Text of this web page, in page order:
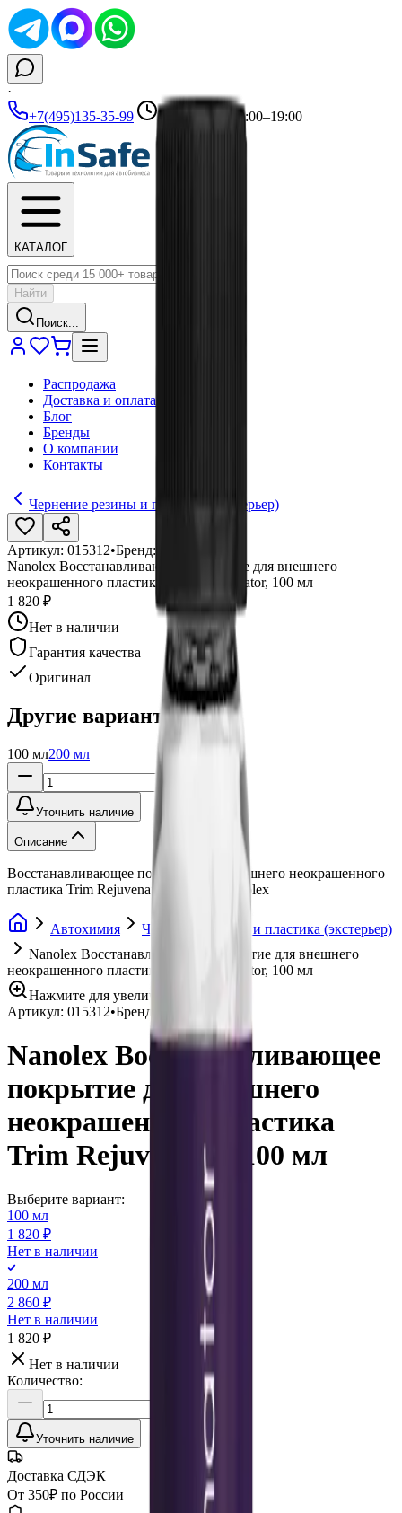
·
+7(495)135-35-99| Ежедневно 10:00–19:00
КАТАЛОГ
Найти
Поиск...
Распродажа
Доставка и оплата
Блог
Бренды
О компании
Контакты
Чернение резины и пластика (экстерьер)
Артикул: 015312•Бренд:
Nanolex Восстанавливающее покрытие для внешнего
неокрашенного пластика Trim Rejuvenator, 100 мл
1 820 ₽
Нет в наличии
Гарантия качества
Оригинал
Другие варианты:
100 мл200 мл
Уточнить наличие
Описание
Восстанавливающее покрытие для внешнего неокрашенного
пластика Trim Rejuvenator, 100 мл, Nanolex
Автохимия
Чернение резины и пластика (экстерьер)
Nanolex Восстанавливающее покрытие для внешнего
неокрашенного пластика Trim Rejuvenator, 100 мл
Нажмите для увеличения
Артикул: 015312•Бренд:
Nanolex Восстанавливающее
покрытие для внешнего
неокрашенного пластика
Trim Rejuvenator, 100 мл
Выберите вариант:
100 мл
1 820 ₽
Нет в наличии
200 мл
2 860 ₽
Нет в наличии
1 820 ₽
Нет в наличии
Количество:
Уточнить наличие
Доставка СДЭК
От 350₽ по России